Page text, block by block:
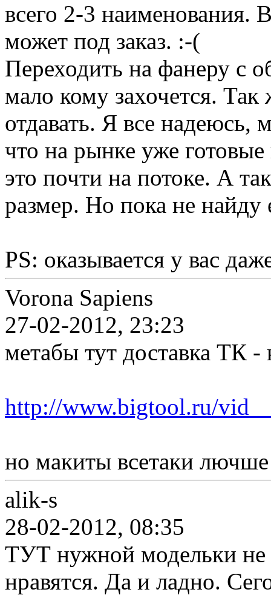
всего 2-3 наименования.
может под заказ. :-(
Переходить на фанеру с
мало кому захочется.
отдавать. Я все надеюсь,
что на рынке уже
это почти на потоке. А
размер. Но пока не найду
PS: оказывается у вас
Vorona Sapiens
27-02-2012, 23:23
метабы тут доставка ТК -
http://www.bigtool.ru/
но макиты всетаки
alik-s
28-02-2012, 08:35
ТУТ нужной модельки не
нравятся. Да и ладно.